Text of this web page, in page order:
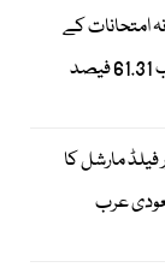
امتحانات کے
مارشل کا
عرب